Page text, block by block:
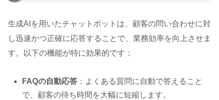
生成AIを用いたチャットボットは、顧客の問い合わせに対
し迅速かつ正確に応答することで、業務効率を向上させま
す。以下の機能が特に効果的です：
FAQの自動応答 ：よくある質問に自動で答えること
で、顧客の待ち時間を大幅に短縮します。